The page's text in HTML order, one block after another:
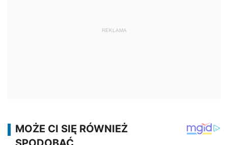
REKLAMA